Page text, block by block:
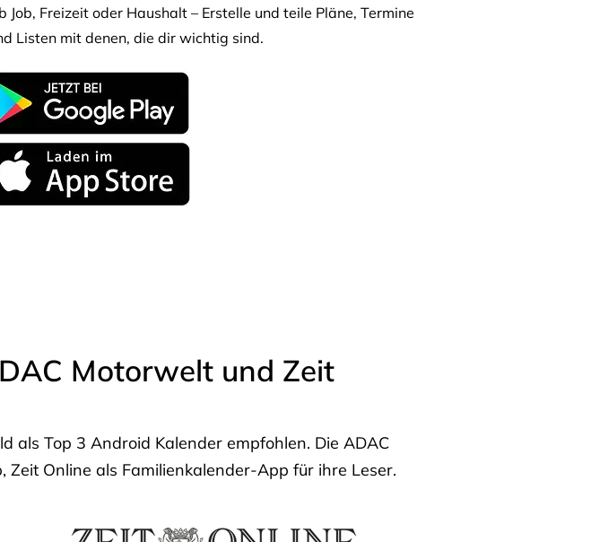
Job, Freizeit oder Haushalt – Erstelle und teile Pläne, Termine
Listen mit denen, die dir wichtig sind.
Motorwelt und Zeit
als Top 3 Android Kalender empfohlen. Die ADAC
Online als Familienkalender-App für ihre Leser.